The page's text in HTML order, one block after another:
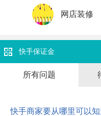
网店装修
快手保证金
所有问题
快手商家要从哪里可以